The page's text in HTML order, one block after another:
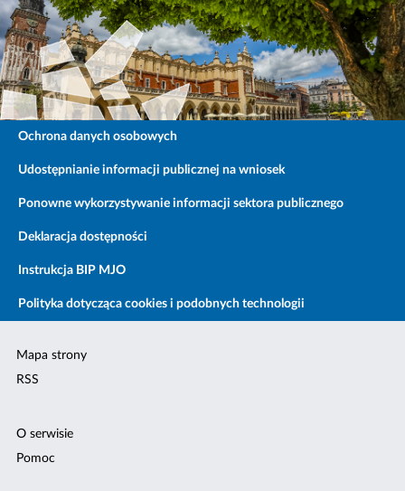
Ochrona danych osobowych
Udostępnianie informacji publicznej na wniosek
Ponowne wykorzystywanie informacji sektora publicznego
Deklaracja dostępności
Instrukcja BIP MJO
Polityka dotycząca cookies i podobnych technologii
Mapa strony
RSS
O serwisie
Pomoc